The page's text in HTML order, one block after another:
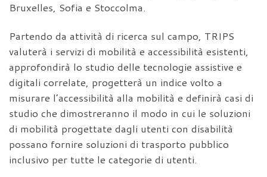
Bruxelles, Sofia e Stoccolma.
Partendo da attività di ricerca sul campo, TRIPS
valuterà i servizi di mobilità e accessibilità esistenti,
approfondirà lo studio delle tecnologie assistive e
digitali correlate, progetterà un indice volto a
misurare l’accessibilità alla mobilità e definirà casi di
studio che dimostreranno il modo in cui le soluzioni
di mobilità progettate dagli utenti con disabilità
possano fornire soluzioni di trasporto pubblico
inclusivo per tutte le categorie di utenti.